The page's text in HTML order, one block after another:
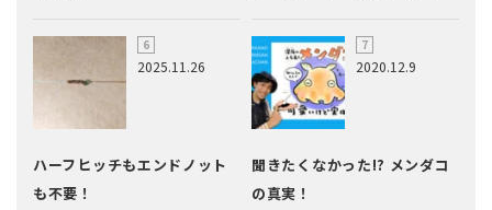
2025.11.26
ハーフヒッチもエンドノット
も不要！
2020.12.9
聞きたくなかった!? メンダコ
の真実！